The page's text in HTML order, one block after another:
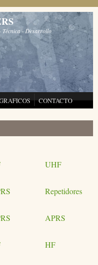
Técnica - Desarrollo
CONTACTO
UHF
Repetidores
APRS
HF